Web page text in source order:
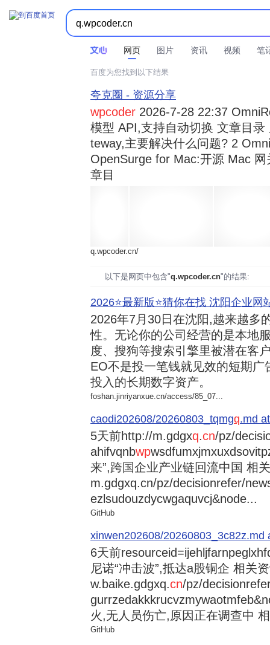
网页 图片 资讯 视频 笔
时间不限  所有网页和文件  站点内检索 
百度为您找到以下结果
夸克圈 - 资源分享
wpcoder 2026-7-28 22:37
模型 API,支持自动切换 文章目
teway,主要解决什么问题? 2
OpenSurge for Mac:开源 Mac
章目
q.wpcoder.cn/
以下是网页中包含"q.wpcoder.cn"的结果:
2026⭐️最新版⭐️猜你在找 沈阳企业网
2026年7月30日在沈阳,越来越多
性。无论你的公司经营的是本地
度、搜狗等搜索引擎里被潜在客
EO不是投一笔钱就见效的短期
投入的长期数字资产。
foshan.jinriyanxue.cn/access/85_07...
caodi202608/20260803_tqmgq.md
5天前http://m.gdgxq.cn/pz/
ahifvqnbwp
来”,跨国企业产业链回流中国 相
m.gdgxq.cn/pz/decisionrefer/
ezlsudouzdycwgaquvcj&node...
GitHub
xinwen202608/20260803_3c82z.md
6天前
尼诺“冲击波”,抵达a股铜企 相关
w.baike.gdgxq.cn/pz/
火,无人员伤亡,原因正在调查中
GitHub